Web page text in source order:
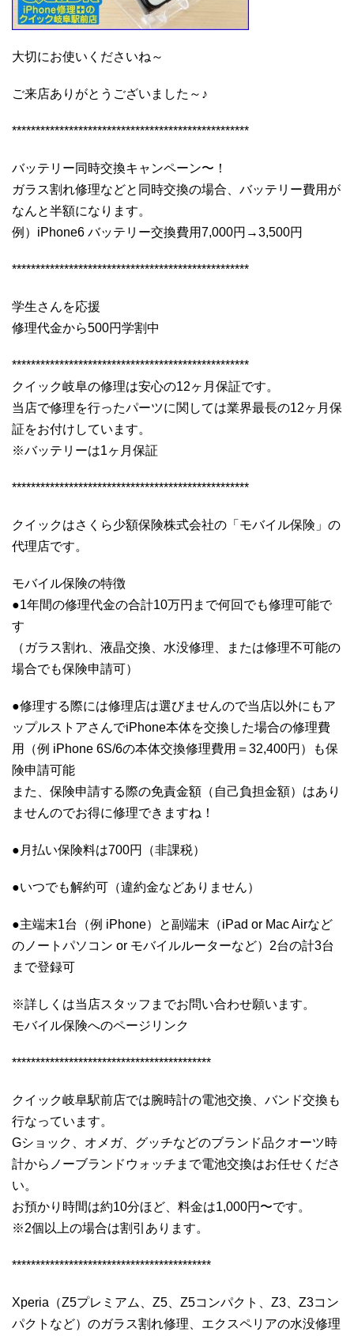
大切にお使いくださいね～
ご来店ありがとうございました～♪
**************************************************
バッテリー同時交換キャンペーン〜！
ガラス割れ修理などと同時交換の場合、バッテリー費用が
なんと半額になります。
例）iPhone6 バッテリー交換費用7,000円→3,500円
**************************************************
学生さんを応援
修理代金から500円学割中
**************************************************
クイック岐阜の修理は安心の12ヶ月保証です。
当店で修理を行ったパーツに関しては業界最長の12ヶ月保
証をお付けしています。
※バッテリーは1ヶ月保証
**************************************************
クイックはさくら少額保険株式会社の「モバイル保険」の
代理店です。
モバイル保険の特徴
●1年間の修理代金の合計10万円まで何回でも修理可能で
す
（ガラス割れ、液晶交換、水没修理、または修理不可能の
場合でも保険申請可）
●修理する際には修理店は選びませんので当店以外にもア
ップルストアさんでiPhone本体を交換した場合の修理費
用（例 iPhone 6S/6の本体交換修理費用＝32,400円）も保
険申請可能
また、保険申請する際の免責金額（自己負担金額）はあり
ませんのでお得に修理できますね！
●月払い保険料は700円（非課税）
●いつでも解約可（違約金などありません）
●主端末1台（例 iPhone）と副端末（iPad or Mac Airなど
のノートパソコン or モバイルルーターなど）2台の計3台
まで登録可
※詳しくは当店スタッフまでお問い合わせ願います。
モバイル保険へのページリンク
******************************************
クイック岐阜駅前店では腕時計の電池交換、バンド交換も
行なっています。
Gショック、オメガ、グッチなどのブランド品クオーツ時
計からノーブランドウォッチまで電池交換はお任せくださ
い。
お預かり時間は約10分ほど、料金は1,000円〜です。
※2個以上の場合は割引あります。
******************************************
Xperia（Z5プレミアム、Z5、Z5コンパクト、Z3、Z3コン
パクトなど）のガラス割れ修理、エクスペリアの水没修理